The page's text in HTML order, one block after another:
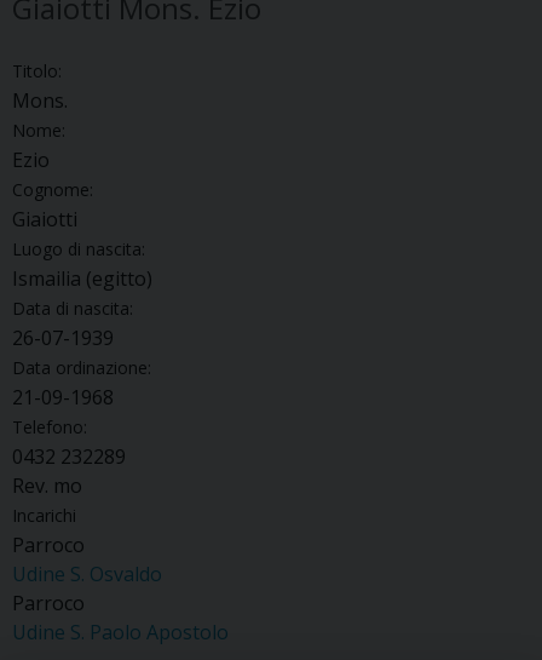
Titolo:
Mons.
Nome:
Ezio
Cognome:
Giaiotti
Luogo di nascita:
Ismailia (egitto)
Data di nascita:
26-07-1939
Data ordinazione:
21-09-1968
Telefono:
0432 232289
Rev. mo
Incarichi
Parroco
Udine S. Osvaldo
Parroco
Udine S. Paolo Apostolo